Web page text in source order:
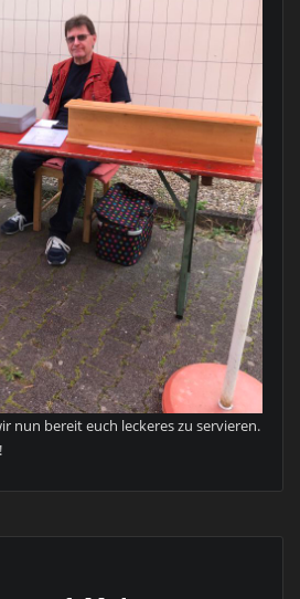
nun bereit euch leckeres zu servieren.